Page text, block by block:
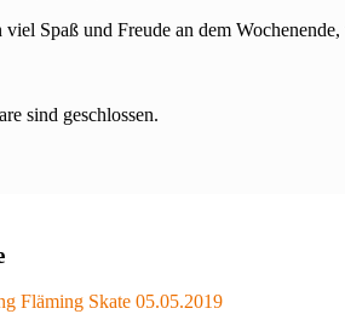
viel Spaß und Freude an dem
sind geschlossen.
Fläming Skate 05.05.2019